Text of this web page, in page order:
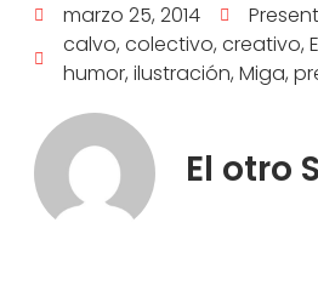
marzo 25, 2014
calvo, colectivo, creativo,
humor, ilustración, Miga,
El otro